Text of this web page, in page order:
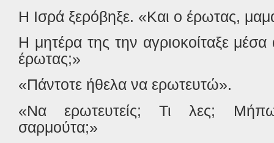
Η Ισρά ξερόβηξε. «Και ο έρωτας,
Η μητέρα της την αγριοκοίταξε
έρωτας;»
«Πάντοτε ήθελα να ερωτευτώ».
«Να ερωτευτείς; Τι λες;
σαρμούτα;»